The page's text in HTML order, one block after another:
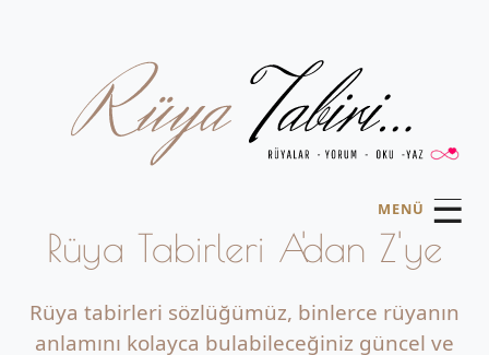
MENÜ ☰
Rüya Tabirleri A'dan Z'ye
Rüya tabirleri sözlüğümüz, binlerce rüyanın
anlamını kolayca bulabileceğiniz güncel ve